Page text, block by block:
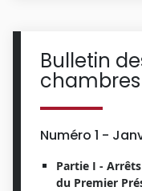
Bulletin
Numéro 1 -
Partie I -
du Premier